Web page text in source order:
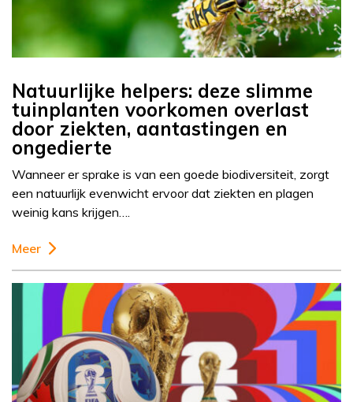
Natuurlijke helpers: deze slimme
tuinplanten voorkomen overlast
door ziekten, aantastingen en
ongedierte
Wanneer er sprake is van een goede biodiversiteit, zorgt
een natuurlijk evenwicht ervoor dat ziekten en plagen
weinig kans krijgen….
Meer